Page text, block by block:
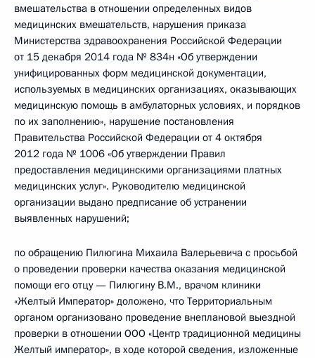
вмешательства в отношении определенных видов
медицинских вмешательств, нарушения приказа
Министерства здравоохранения Российской Федерации
от 15 декабря 2014 года № 834н «Об утверждении
унифицированных форм медицинской документации,
используемых в медицинских организациях, оказывающих
медицинскую помощь в амбулаторных условиях, и порядков
по их заполнению», нарушение постановления
Правительства Российской Федерации от 4 октября
2012 года № 1006 «Об утверждении Правил
предоставления медицинскими организациями платных
медицинских услуг». Руководителю медицинской
организации выдано предписание об устранении
выявленных нарушений;
по обращению Пилюгина Михаила Валерьевича с просьбой
о проведении проверки качества оказания медицинской
помощи его отцу — Пилюгину В.М., врачом клиники
«Желтый Император» доложено, что Территориальным
органом организовано проведение внеплановой выездной
проверки в отношении ООО «Центр традиционной медицины
Желтый император», в ходе которой сведения, изложенные